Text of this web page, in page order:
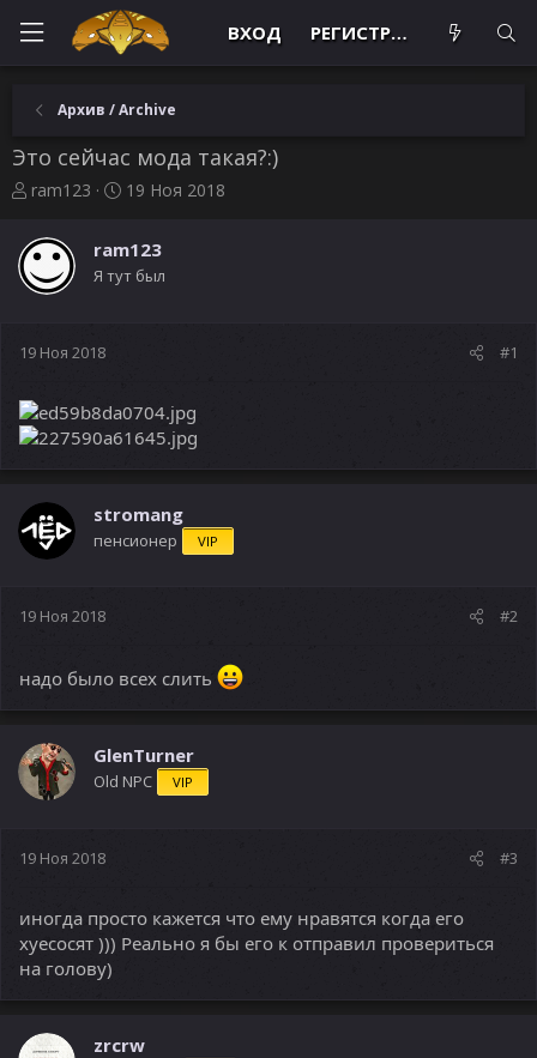
ВХОД РЕГИСТРАЦИЯ
Архив / Archive
Это сейчас мода такая?:)
А
т
о
р
м
ram123
Д
а
н
19 Ноя 2018
ram123
Я тут был
19 Ноя 2018 #1
stromang
пенсионер VIP
19 Ноя 2018 #2
надо было всех слить
GlenTurner
Old NPC VIP
19 Ноя 2018 #3
иногда просто кажется что ему нравятся когда его
хуесосят ))) Реально я бы его к отправил провериться
на голову)
zrcrw